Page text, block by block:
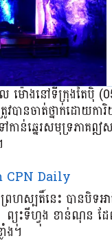
ោងនៅទីក្រុងតៃប៉ិ
នចាត់ថ្នាក់ដោយកា
ាន់ឆ្នេរសមុទ្រភាគ
CPN Daily
ៃព្រហស្បតិ៍នេះ បាន
យុះទីហ្វុង ខាន់ណុន
ង។